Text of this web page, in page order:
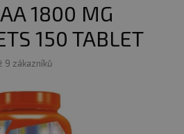
1800 MG
150 TABLET
9 zákazníků